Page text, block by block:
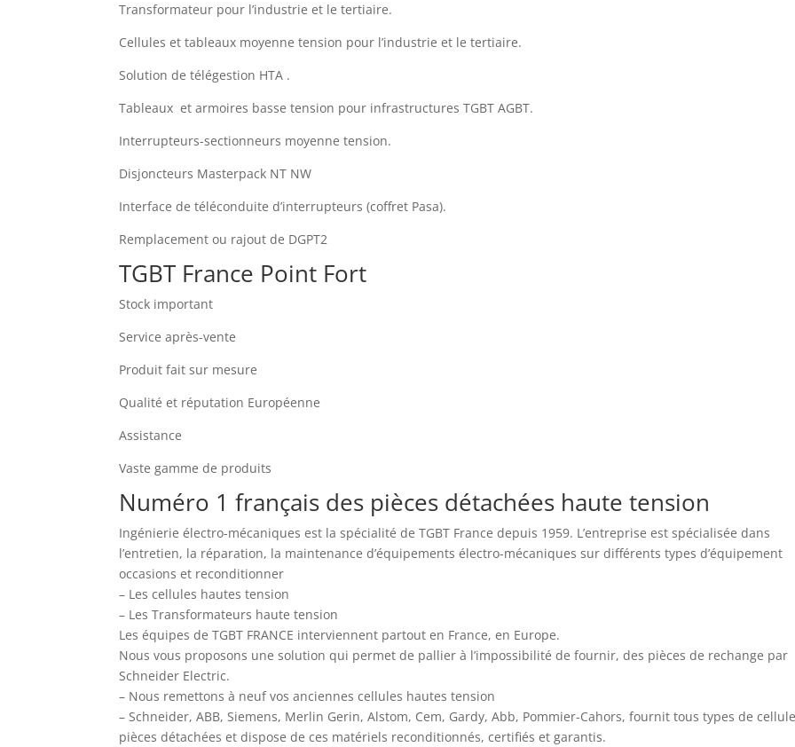
Transformateur pour l’industrie et le tertiaire.
Cellules et tableaux moyenne tension pour l’industrie et le tertiaire.
Solution de télégestion HTA .
Tableaux et armoires basse tension pour infrastructures TGBT AGBT.
Interrupteurs-sectionneurs moyenne tension.
Disjoncteurs Masterpack NT NW
Interface de téléconduite d’interrupteurs (coffret Pasa).
Remplacement ou rajout de DGPT2
TGBT France Point Fort
Stock important
Service après-vente
Produit fait sur mesure
Qualité et réputation Européenne
Assistance
Vaste gamme de produits
Numéro 1 français des pièces détachées haute tension
Ingénierie électro-mécaniques est la spécialité de TGBT France depuis 1959. L’entreprise est spécialisée dans
l’entretien, la réparation, la maintenance d’équipements électro-mécaniques sur différents types d’équipement
occasions et reconditionner
– Les cellules hautes tension
– Les Transformateurs haute tension
Les équipes de TGBT FRANCE interviennent partout en France, en Europe.
Nous vous proposons une solution qui permet de pallier à l’impossibilité de fournir, des pièces de rechange par
Schneider Electric.
– Nous remettons à neuf vos anciennes cellules hautes tension
– Schneider, ABB, Siemens, Merlin Gerin, Alstom, Cem, Gardy, Abb, Pommier-Cahors, fournit tous types de
pièces détachées et dispose de ces matériels reconditionnés, certifiés et garantis.